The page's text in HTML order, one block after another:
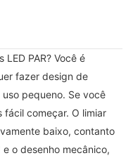
PAR? Você é
fazer design de
pequeno. Se você
fácil começar. O limiar
baixo, contanto
o desenho mecânico,